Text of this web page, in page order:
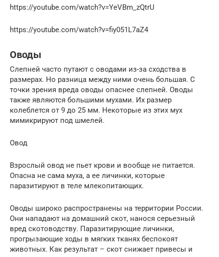
https://youtube.com/watch?v=YeVBm_zQtrU
https://youtube.com/watch?v=fiy051L7aZ4
Оводы
Слепней часто путают с оводами из-за сходства в
размерах. Но разница между ними очень большая. С
точки зрения вреда оводы опаснее слепней. Оводы
также являются большими мухами. Их размер
колеблется от 9 до 25 мм. Некоторые из этих мух
мимикрируют под шмелей.
Овод
Взрослый овод не пьет крови и вообще не питается.
Опасна не сама муха, а ее личинки, которые
паразитируют в теле млекопитающих.
Оводы широко распространены на территории России.
Они нападают на домашний скот, нанося серьезный
вред скотоводству. Паразитирующие личинки,
прогрызающие ходы в мягких тканях беспокоят
животных. Как результат – скот снижает привесы и